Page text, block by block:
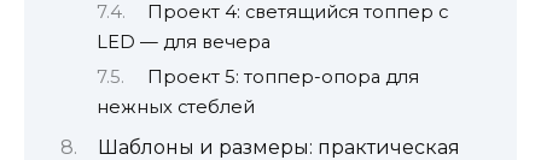
Проект 4: светящийся топпер с
LED — для вечера
Проект 5: топпер-опора для
нежных стеблей
Шаблоны и размеры: практическая